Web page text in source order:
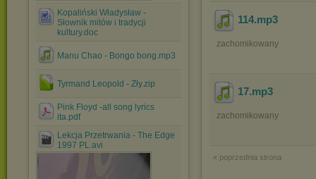
Kopaliński Władysław -
Słownik mitów i tradycji
kultury.doc
Manu Chao - Bongo bong.mp3
Tyrmand Leopold - Zły.zip
Pink Floyd -all song lyrics
ita.pdf
Lekcja Przetrwania - The Edge
1997 PL.avi
114.mp3
zachomikowany
17.mp3
zachomikowany
« poprzednia strona